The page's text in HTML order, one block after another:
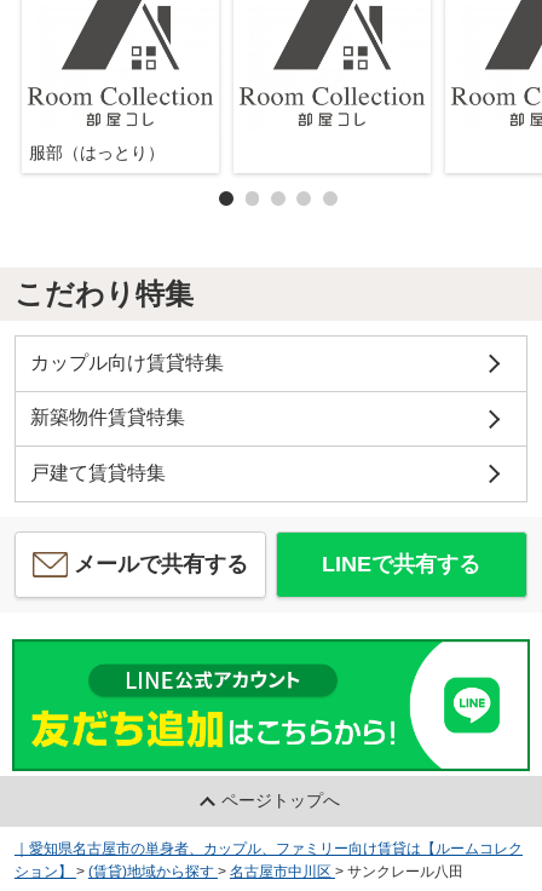
服部（はっとり）
こだわり特集
カップル向け賃貸特集
新築物件賃貸特集
戸建て賃貸特集
メールで共有する LINEで共有する
ページトップへ
｜愛知県名古屋市の単身者、カップル、ファミリー向け賃貸は【ルームコレク
ション】
> (賃貸)地域から探す > 名古屋市中川区 > サンクレール八田